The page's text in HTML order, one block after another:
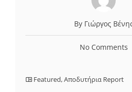
By Γιώργος
No Comments
Featured,Αποδυτήρια Report